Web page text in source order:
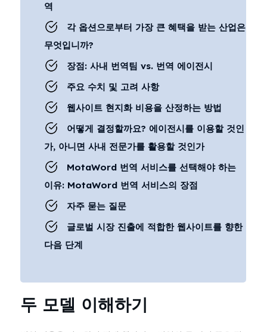
역
각 옵션으로부터 가장 큰 혜택을 받는 산업은
무엇입니까?
장점: 사내 번역팀 vs. 번역 에이전시
주요 수치 및 고려 사항
웹사이트 현지화 비용을 산정하는 방법
어떻게 결정할까요? 에이전시를 이용할 것인
가, 아니면 사내 전문가를 활용할 것인가
MotaWord 번역 서비스를 선택해야 하는
이유: MotaWord 번역 서비스의 장점
자주 묻는 질문
글로벌 시장 진출에 적합한 웹사이트를 향한
다음 단계
두 모델 이해하기